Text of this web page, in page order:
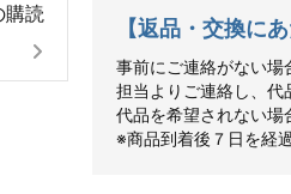
【返品・交換に
事前にご連絡がない場
担当よりご連絡し、代
代品を希望されない場
※商品到着後７日を経
購読